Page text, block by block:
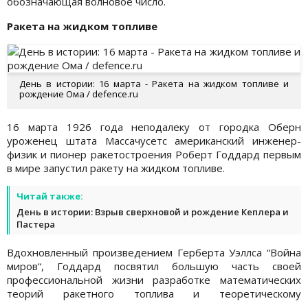
Ракета на жидком топливе
День в истории: 16 марта - Ракета на жидком топливе и
рождение Ома / defence.ru
16 марта 1926 года неподалеку от городка Оберн
уроженец штата Массачусетс американский инженер-
физик и пионер ракетостроения Роберт Годдард первым
в мире запустил ракету на жидком топливе.
Читай также:
День в истории: Взрыв сверхновой и рождение Кеплера и
Пастера
Вдохновленный произведением Герберта Уэллса “Война
миров“, Годдард посвятил большую часть своей
профессиональной жизни разработке математических
теорий ракетного топлива и теоретическому